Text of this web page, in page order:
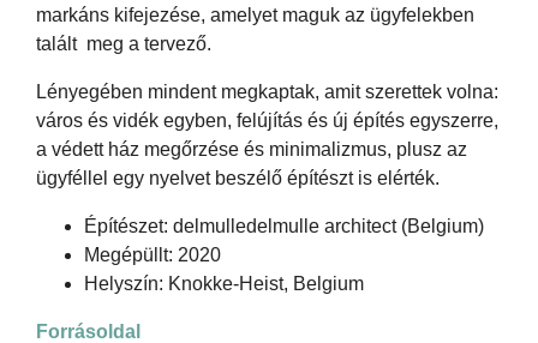
markáns kifejezése, amelyet maguk az ügyfelekben
talált meg a tervező.
Lényegében mindent megkaptak, amit szerettek volna:
város és vidék egyben, felújítás és új építés egyszerre,
a védett ház megőrzése és minimalizmus, plusz az
ügyféllel egy nyelvet beszélő építészt is elérték.
Építészet: delmulledelmulle architect (Belgium)
Megépüllt: 2020
Helyszín: Knokke-Heist, Belgium
Forrásoldal